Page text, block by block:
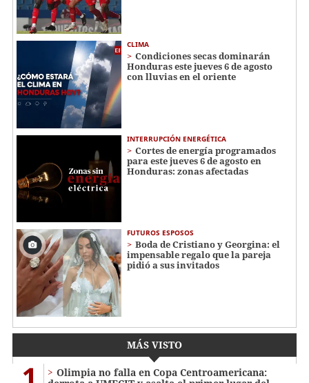
CLIMA
Condiciones secas dominarán
Honduras este jueves 6 de agosto
con lluvias en el oriente
INTERRUPCIÓN ENERGÉTICA
Cortes de energía programados
para este jueves 6 de agosto en
Honduras: zonas afectadas
FUTUROS ESPOSOS
Boda de Cristiano y Georgina: el
impensable regalo que la pareja
pidió a sus invitados
MÁS VISTO
Olimpia no falla en Copa Centroamericana: